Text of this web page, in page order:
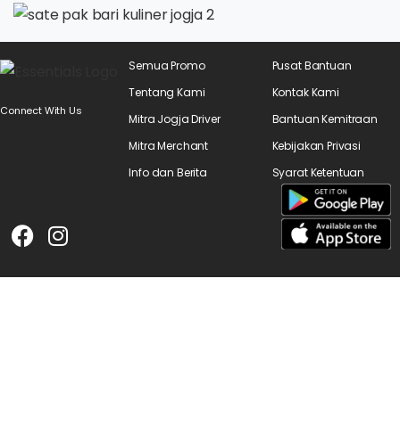
Connect With Us
Semua Promo
Tentang Kami
Mitra Jogja Driver
Mitra Merchant
Info dan Berita
Pusat Bantuan
Kontak Kami
Bantuan Kemitraan
Kebijakan Privasi
Syarat Ketentuan